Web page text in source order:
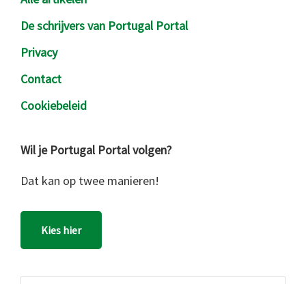
De schrijvers van Portugal Portal
Privacy
Contact
Cookiebeleid
Wil je Portugal Portal volgen?
Dat kan op twee manieren!
Kies hier